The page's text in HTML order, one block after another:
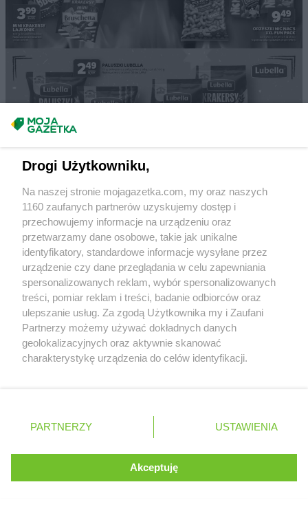
Reklama
Drogi Użytkowniku,
Na naszej stronie mojagazetka.com, my oraz naszych
1160 zaufanych partnerów uzyskujemy dostęp i
przechowujemy informacje na urządzeniu oraz
przetwarzamy dane osobowe, takie jak unikalne
identyfikatory, standardowe informacje wysyłane przez
urządzenie czy dane przeglądania w celu zapewniania
spersonalizowanych reklam, wybór spersonalizowanych
treści, pomiar reklam i treści, badanie odbiorców oraz
ulepszanie usług. Za zgodą Użytkownika my i Zaufani
Partnerzy możemy używać dokładnych danych
geolokalizacyjnych oraz aktywnie skanować
charakterystykę urządzenia do celów identyfikacji.
zmienić/wycofać klikając przycisk ustawień prywatności
znajdujący się w lewym dolnym rogu strony
. Niektóre rodzaje przetwarzania danych nie wymagają
PARTNERZY USTAWIENIA
Akceptuję